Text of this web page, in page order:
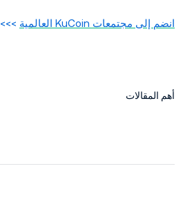
انضم إلى مجتمعات KuCoin العالمية >>>
أهم المقالات